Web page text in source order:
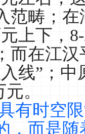
范畴；
上下，
而在江汉
线”；
元。
有时空
，而是